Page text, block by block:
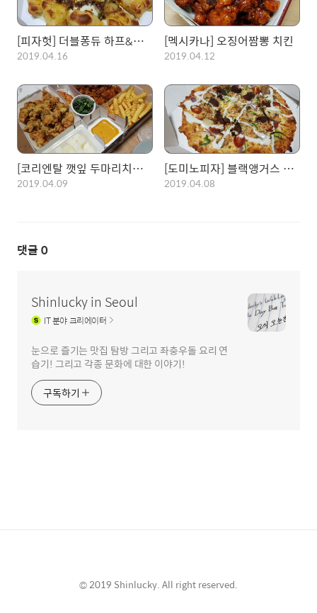
[피자헛] 더블퐁듀 하프&하프 + 베이컨 맥앤치즈 파스타
2019.04.16
[멕시카나] 오징어짬뽕 치킨
2019.04.12
[코리엔탈 깻잎 두마리치킨] 반반치킨
2019.04.09
[도미노피자] 블랙앵거스 스테이크 피자 with 랍스터 볼
2019.04.08
댓글 0
Shinlucky in Seoul
IT분야 크리에이터
눈으로 즐기는 맛집 탐방 그리고 좌충우돌 요리 연
습기! 그리고 각종 문화에 대한 이야기!
구독하기
© 2019 Shinlucky. All right reserved.